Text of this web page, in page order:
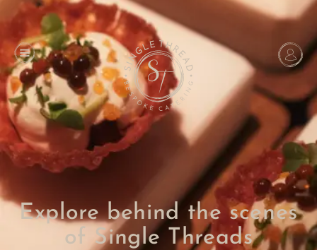
Explore behind the scenes
of Single Threads